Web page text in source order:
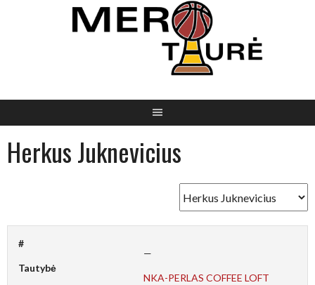
Herkus Juknevicius
#
Tautybė
—
NKA-PERLAS COFFEE LOFT